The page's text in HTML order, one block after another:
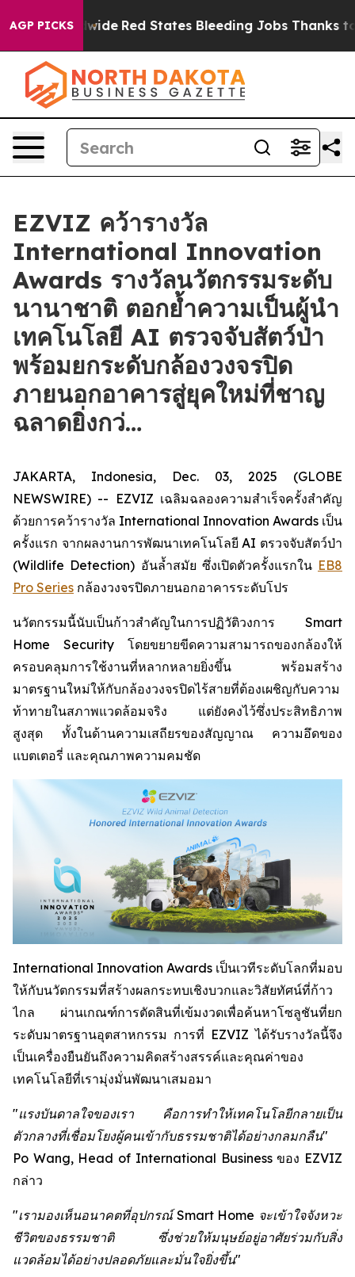
AGP PICKS
Worldwide Red States Bleeding Jobs Thanks to
EZVIZ คว้ารางวัล
International Innovation
Awards รางวัลนวัตกรรมระดับ
นานาชาติ ตอกย้ำความเป็นผู้นำ
เทคโนโลยี AI ตรวจจับสัตว์ป่า
พร้อมยกระดับกล้องวงจรปิด
ภายนอกอาคารสู่ยุคใหม่ที่ชาญ
ฉลาดยิ่งกว่…
JAKARTA, Indonesia, Dec. 03, 2025 (GLOBE
NEWSWIRE) -- EZVIZ เฉลิมฉลองความสำเร็จครั้งสำคัญ
ด้วยการคว้ารางวัล International Innovation Awards เป็น
ครั้งแรก จากผลงานการพัฒนาเทคโนโลยี AI ตรวจจับสัตว์ป่า
(Wildlife Detection) อันล้ำสมัย ซึ่งเปิดตัวครั้งแรกใน EB8
Pro Series กล้องวงจรปิดภายนอกอาคารระดับโปร
นวัตกรรมนี้นับเป็นก้าวสำคัญในการปฏิวัติวงการ Smart
Home Security โดยขยายขีดความสามารถของกล้องให้
ครอบคลุมการใช้งานที่หลากหลายยิ่งขึ้น พร้อมสร้าง
มาตรฐานใหม่ให้กับกล้องวงจรปิดไร้สายที่ต้องเผชิญกับความ
ท้าทายในสภาพแวดล้อมจริง แต่ยังคงไว้ซึ่งประสิทธิภาพ
สูงสุด ทั้งในด้านความเสถียรของสัญญาณ ความอึดของ
แบตเตอรี่ และคุณภาพความคมชัด
International Innovation Awards เป็นเวทีระดับโลกที่มอบ
ให้กับนวัตกรรมที่สร้างผลกระทบเชิงบวกและวิสัยทัศน์ที่ก้าว
ไกล ผ่านเกณฑ์การตัดสินที่เข้มงวดเพื่อค้นหาโซลูชันที่ยก
ระดับมาตรฐานอุตสาหกรรม การที่ EZVIZ ได้รับรางวัลนี้จึง
เป็นเครื่องยืนยันถึงความคิดสร้างสรรค์และคุณค่าของ
เทคโนโลยีที่เรามุ่งมั่นพัฒนาเสมอมา
"แรงบันดาลใจของเรา คือการทำให้เทคโนโลยีกลายเป็น
ตัวกลางที่เชื่อมโยงผู้คนเข้ากับธรรมชาติได้อย่างกลมกลืน"
Po Wang, Head of International Business ของ EZVIZ
กล่าว
"เรามองเห็นอนาคตที่อุปกรณ์ Smart Home จะเข้าใจจังหวะ
ชีวิตของธรรมชาติ ซึ่งช่วยให้มนุษย์อยู่อาศัยร่วมกับสิ่ง
แวดล้อมได้อย่างปลอดภัยและมั่นใจยิ่งขึ้น"